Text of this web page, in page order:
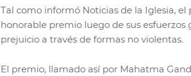
Tal como informó Noticias de la Iglesia,
honorable premio luego de sus
prejuicio a través de formas no violentas.
El premio, llamado así por Mahatma